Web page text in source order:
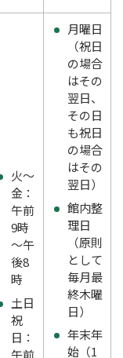
火～
金：
午前
9時
～午
後8
時
土日
祝
日：
午前
月曜日
（祝日
の場合
はその
翌日、
その日
も祝日
の場合
はその
翌日）
館内整
理日
（原則
として
毎月最
終木曜
日）
年末年
始（1